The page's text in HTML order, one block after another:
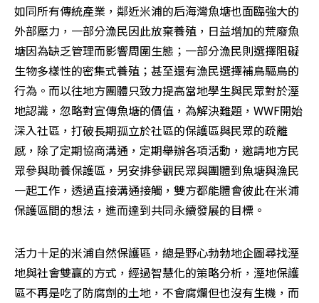
如同所有傳統產業，鄰近米浦的后海灣魚塘也面臨強大的
外部壓力，一部分漁民因此放棄養殖，日益增加的荒廢魚
塘因為缺乏管理而影響周圍生態；一部分漁民則選擇阻礙
生物多樣性的密集式養殖；甚至還有漁民選擇補鳥驅鳥的
行為。而以往地方團體只致力提高當地學生與民眾對於溼
地認識，忽略對宣傳魚塘的價值，為解決難題，WWF開始
深入社區，打破長期孤立於社區的保護區與民眾的疏離
感，除了定期協商溝通，定期舉辦各項活動，邀請地方民
眾參與助養保護區，另安排參觀民眾與團體到魚塘與漁民
一起工作，透過直接溝通接觸，雙方都能體會彼此在米浦
保護區間的想法，進而達到共同永續發展的目標。
活力十足的米浦自然保護區，總是野心勃勃地企圖尋找溼
地與社會雙贏的方式，經過智慧化的策略分析，溼地保護
區不再是吃了防腐劑的土地，不會腐爛但也沒有生機，而